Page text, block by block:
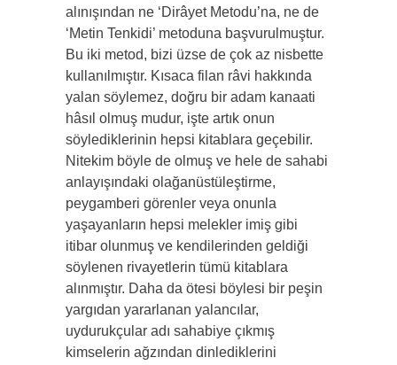
alınışından ne ‘Dirâyet Metodu’na, ne de
‘Metin Tenkidi’ metoduna başvurulmuştur.
Bu iki metod, bizi üzse de çok az nisbette
kullanılmıştır. Kısaca filan râvi hakkında
yalan söylemez, doğru bir adam kanaati
hâsıl olmuş mudur, işte artık onun
söylediklerinin hepsi kitablara geçebilir.
Nitekim böyle de olmuş ve hele de sahabi
anlayışındaki olağanüstüleştirme,
peygamberi görenler veya onunla
yaşayanların hepsi melekler imiş gibi
itibar olunmuş ve kendilerinden geldiği
söylenen rivayetlerin tümü kitablara
alınmıştır. Daha da ötesi böylesi bir peşin
yargıdan yararlanan yalancılar,
uydurukçular adı sahabiye çıkmış
kimselerin ağzından dinlediklerini